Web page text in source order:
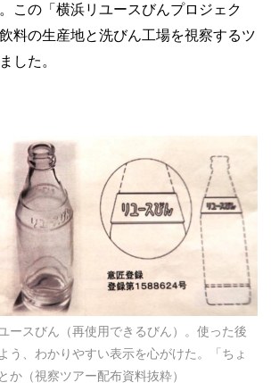
この「横浜リユースびんプロジェク
料の生産地と洗びん工場を視察するツ
した。
ースびん（再使用できるびん）。使った後
う、わかりやすい表示を心がけた。「ちょ
か（視察ツアー配布資料抜粋）